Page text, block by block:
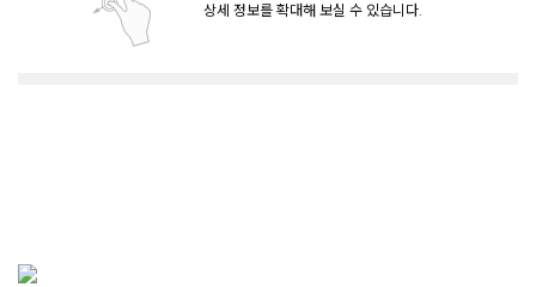
상세 정보를 확대해 보실 수 있습니다.